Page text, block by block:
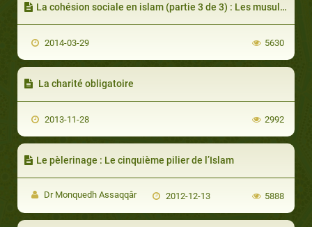
La cohésion sociale en islam (partie 3 de 3) : Les musulmans et les non-musulmans
2014-03-29 5630
La charité obligatoire
2013-11-28 2992
Le pèlerinage : Le cinquième pilier de l’Islam
Dr Monquedh Assaqqâr 2012-12-13 5888